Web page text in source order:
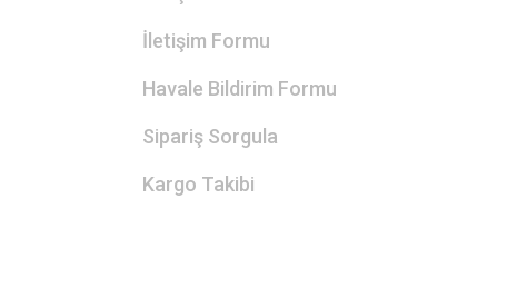
İletişim Formu
Havale Bildirim Formu
Sipariş Sorgula
Kargo Takibi